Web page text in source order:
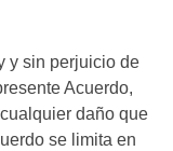
y sin perjuicio de
Acuerdo,
daño que
se limita en